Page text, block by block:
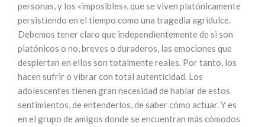
personas, y los «imposibles», que se viven platónicamente
persistiendo en el tiempo como una tragedia agridulce.
Debemos tener claro que independientemente de si son
platónicos o no, breves o duraderos, las emociones que
despiertan en ellos son totalmente reales. Por tanto, los
hacen sufrir o vibrar con total autenticidad. Los
adolescentes tienen gran necesidad de hablar de estos
sentimientos, de entenderlos, de saber cómo actuar. Y es
en el grupo de amigos donde se encuentran más cómodos